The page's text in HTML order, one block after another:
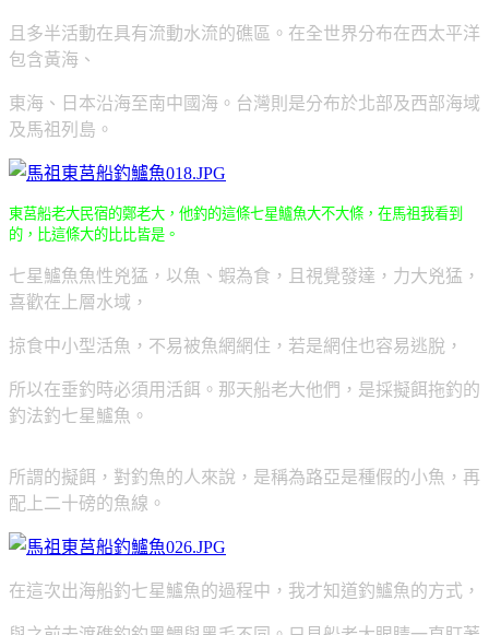
且多半活動在具有流動水流的礁區。在全世界分布在西太平洋
包含黃海、
東海、日本沿海至南中國海。台灣則是分布於北部及西部海域
及馬祖列島。
東莒船老大民宿的鄭老大，他釣的這條七星鱸魚大不大條，在馬祖我看到
的，比這條大的比比皆是。
七星鱸魚魚性兇猛，以魚、蝦為食，且視覺發達，力大兇猛，
喜歡在上層水域，
掠食中小型活魚，不易被魚網網住，若是網住也容易逃脫，
所以在垂釣時必須用活餌。那天船老大他們，是採擬餌拖釣的
釣法釣七星鱸魚。
所謂的擬餌，對釣魚的人來說，是稱為路亞是種假的小魚，再
配上二十磅的魚線。
在這次出海船釣七星鱸魚的過程中，我才知道釣鱸魚的方式，